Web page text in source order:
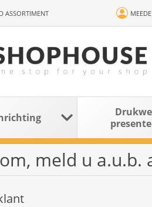
ASSORTIMENT
meld u a.u.b.